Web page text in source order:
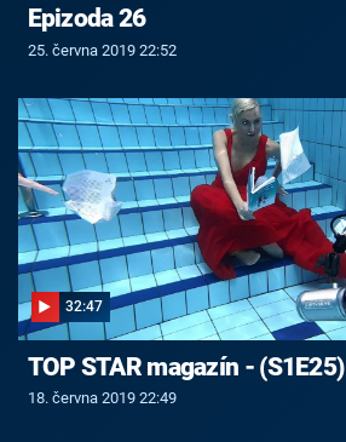
Epizoda 26
25. června 2019 22:52
32:47
TOP STAR magazín - (S1E25)
18. června 2019 22:49